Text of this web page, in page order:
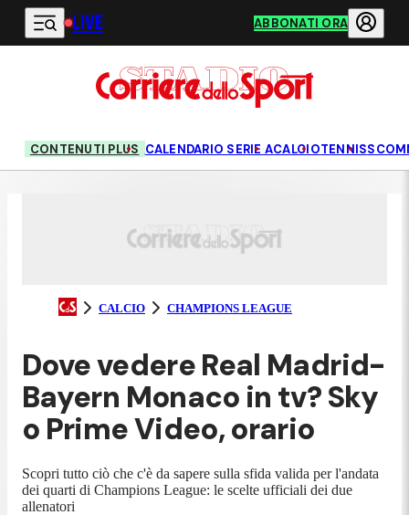
Vai al contenuto principale
LIVE ABBONATI ORA
CONTENUTI PLUS CALENDARIO SERIE ACALCIOTENNIS
CALCIO CHAMPIONS LEAGUE
Dove vedere Real Madrid-
Bayern Monaco in tv? Sky
o Prime Video, orario
Scopri tutto ciò che c'è da sapere sulla sfida valida per l'andata
dei quarti di Champions League: le scelte ufficiali dei due
allenatori